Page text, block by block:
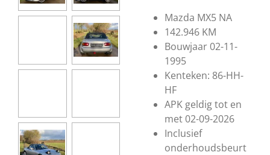
Mazda MX5 NA
142.946 KM
Bouwjaar 02-11-
1995
Kenteken: 86-HH-
HF
APK geldig tot en
met 02-09-2026
Inclusief
onderhoudsbeurt